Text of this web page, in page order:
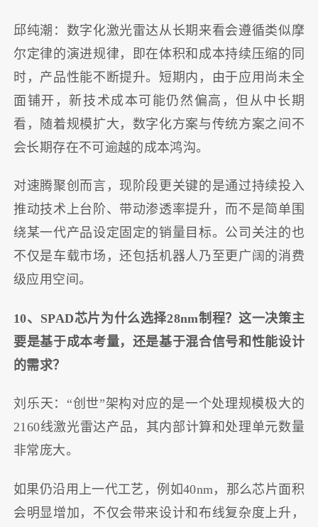
邱纯潮：数字化激光雷达从长期来看会遵循类似摩
尔定律的演进规律，即在体积和成本持续压缩的同
时，产品性能不断提升。短期内，由于应用尚未全
面铺开，新技术成本可能仍然偏高，但从中长期
看，随着规模扩大，数字化方案与传统方案之间不
会长期存在不可逾越的成本鸿沟。
对速腾聚创而言，现阶段更关键的是通过持续投入
推动技术上台阶、带动渗透率提升，而不是简单围
绕某一代产品设定固定的销量目标。公司关注的也
不仅是车载市场，还包括机器人乃至更广阔的消费
级应用空间。
10、SPAD芯片为什么选择28nm制程？这一决策主
要是基于成本考量，还是基于混合信号和性能设计
的需求？
刘乐天：“创世”架构对应的是一个处理规模极大的
2160线激光雷达产品，其内部计算和处理单元数量
非常庞大。
如果仍沿用上一代工艺，例如40nm，那么芯片面积
会明显增加，不仅会带来设计和布线复杂度上升，